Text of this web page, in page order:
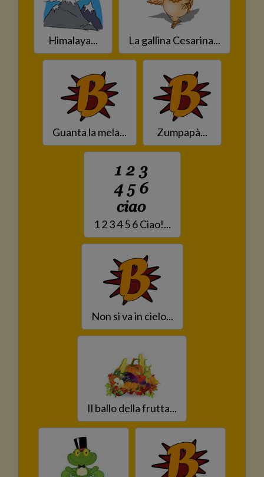
Himalaya... La gallina Cesarina...
Guanta la mela... Zumpapà...
1 2 3 4 5 6 Ciao!...
Non si va in cielo...
Il ballo della frutta...